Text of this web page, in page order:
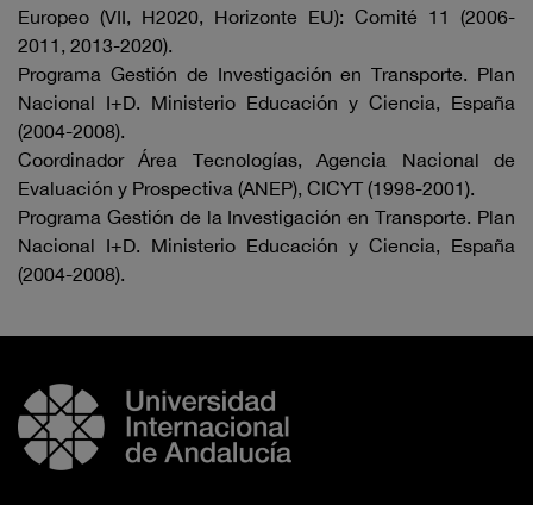
Europeo (VII, H2020, Horizonte EU): Comité 11 (2006-
2011, 2013-2020).
Programa Gestión de Investigación en Transporte. Plan
Nacional I+D. Ministerio Educación y Ciencia, España
(2004-2008).
Coordinador Área Tecnologías, Agencia Nacional de
Evaluación y Prospectiva (ANEP), CICYT (1998-2001).
Programa Gestión de la Investigación en Transporte. Plan
Nacional I+D. Ministerio Educación y Ciencia, España
(2004-2008).